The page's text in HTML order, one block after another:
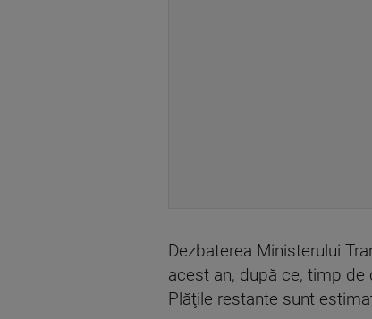
Dezbaterea Ministerului
acest an, după ce, timp
Plăţile restante sunt